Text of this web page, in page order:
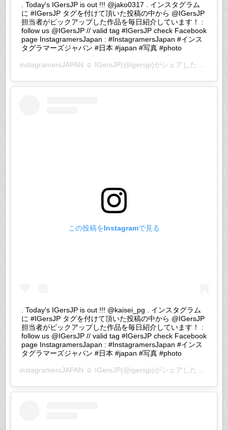
. Today's IGersJP is out !!! @jako0317 . インスタグラム
に #IGersJP タグを付けて頂いた投稿の中から @IGersJP
担当者がピックアップした作品を毎日紹介しています！ :
follow us @IGersJP // valid tag #IGersJP check Facebook
page InstagramersJapan : #InstagramersJapan #インス
タグラマーズジャパン #日本 #japan #写真 #photo
instagramersJAPAN ☺︎ IGersJP(@igersjp)がシェアした投稿 –
この投稿をInstagramで見る
. Today's IGersJP is out !!! @kaisei_pg . インスタグラム
に #IGersJP タグを付けて頂いた投稿の中から @IGersJP
担当者がピックアップした作品を毎日紹介しています！ :
follow us @IGersJP // valid tag #IGersJP check Facebook
page InstagramersJapan : #InstagramersJapan #インス
タグラマーズジャパン #日本 #japan #写真 #photo
instagramersJAPAN ☺︎ IGersJP(@igersjp)がシェアした投稿 –